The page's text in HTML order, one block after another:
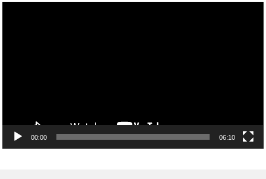
00:00 06:10